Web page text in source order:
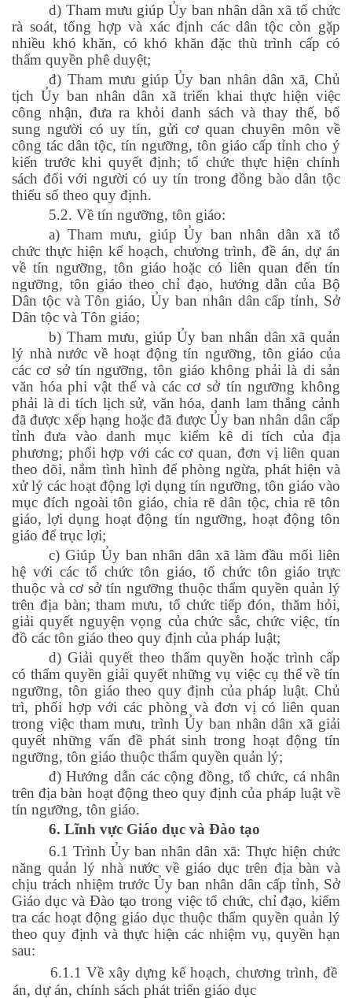
d) Tham mưu giúp Ủy ban nhân dân xã tổ chức
rà soát, tổng hợp và xác định các dân tộc còn gặp
nhiều khó khăn, có khó khăn đặc thù trình cấp có
thẩm quyền phê duyệt;
đ) Tham mưu giúp Ủy ban nhân dân xã, Chủ
tịch Ủy ban nhân dân xã triển khai thực hiện việc
công nhận, đưa ra khỏi danh sách và thay thế, bổ
sung người có uy tín, gửi cơ quan chuyên môn về
công tác dân tộc, tín ngưỡng, tôn giáo cấp tỉnh cho ý
kiến trước khi quyết định; tổ chức thực hiện chính
sách đối với người có uy tín trong đồng bào dân tộc
thiểu số theo quy định.
5.2. Về tín ngưỡng, tôn giáo:
a) Tham mưu, giúp Ủy ban nhân dân xã tổ
chức thực hiện kế hoạch, chương trình, đề án, dự án
về tín ngưỡng, tôn giáo hoặc có liên quan đến tín
ngưỡng, tôn giáo theo chỉ đạo, hướng dẫn của Bộ
Dân tộc và Tôn giáo, Ủy ban nhân dân cấp tỉnh, Sở
Dân tộc và Tôn giáo;
b) Tham mưu, giúp Ủy ban nhân dân xã quản
lý nhà nước về hoạt động tín ngưỡng, tôn giáo của
các cơ sở tín ngưỡng, tôn giáo không phải là di sản
văn hóa phi vật thể và các cơ sở tín ngưỡng không
phải là di tích lịch sử, văn hóa, danh lam thắng cảnh
đã được xếp hạng hoặc đã được Ủy ban nhân dân cấp
tỉnh đưa vào danh mục kiểm kê di tích của địa
phương; phối hợp với các cơ quan, đơn vị liên quan
theo dõi, nắm tình hình để phòng ngừa, phát hiện và
xử lý các hoạt động lợi dụng tín ngưỡng, tôn giáo vào
mục đích ngoài tôn giáo, chia rẽ dân tộc, chia rẽ tôn
giáo, lợi dụng hoạt động tín ngưỡng, hoạt động tôn
giáo để trục lợi;
c) Giúp Ủy ban nhân dân xã làm đầu mối liên
hệ với các tổ chức tôn giáo, tổ chức tôn giáo trực
thuộc và cơ sở tín ngưỡng thuộc thẩm quyền quản lý
trên địa bàn; tham mưu, tổ chức tiếp đón, thăm hỏi,
giải quyết nguyện vọng của chức sắc, chức việc, tín
đồ các tôn giáo theo quy định của pháp luật;
d) Giải quyết theo thẩm quyền hoặc trình cấp
có thẩm quyền giải quyết những vụ việc cụ thể về tín
ngưỡng, tôn giáo theo quy định của pháp luật. Chủ
trì, phối hợp với các phòng và đơn vị có liên quan
trong việc tham mưu, trình Ủy ban nhân dân xã giải
quyết những vấn đề phát sinh trong hoạt động tín
ngưỡng, tôn giáo thuộc thẩm quyền quản lý;
đ) Hướng dẫn các cộng đồng, tổ chức, cá nhân
trên địa bàn hoạt động theo quy định của pháp luật về
tín ngưỡng, tôn giáo.
6.Lĩnh vực Giáo dục và Đào tạo
6.1 Trình Ủy ban nhân dân xã: Thực hiện chức
năng quản lý nhà nước về giáo dục trên địa bàn và
chịu trách nhiệm trước Ủy ban nhân dân cấp tỉnh, Sở
Giáo dục và Đào tạo trong việc tổ chức, chỉ đạo, kiểm
tra các hoạt động giáo dục thuộc thẩm quyền quản lý
theo quy định và thực hiện các nhiệm vụ, quyền hạn
sau:
6.1.1 Về xây dựng kế hoạch, chương trình, đề
án, dự án, chính sách phát triển giáo dục